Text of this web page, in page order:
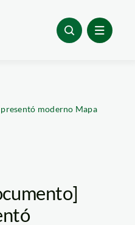
moderno Mapa